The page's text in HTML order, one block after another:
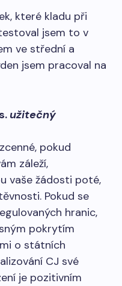
které kladu při
jsem to v
ve střední a
jsem pracoval na
užitečný
pokud
záleží,
vaše žádosti poté,
Pokud se
hranic,
pokrytím
o státních
CJ své
je pozitivním